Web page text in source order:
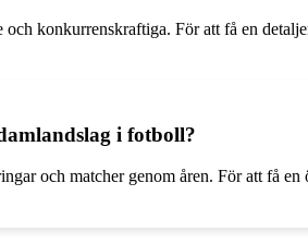
konkurrenskraftiga. För att få en
i fotboll?
och matcher genom åren. För att få